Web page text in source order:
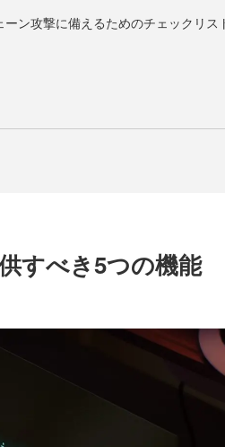
ン攻撃に備えるためのチェックリス
すべき5つの機能